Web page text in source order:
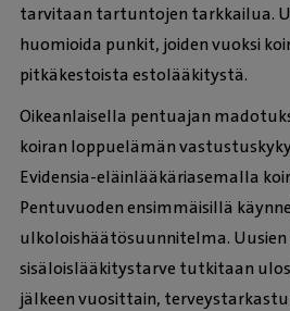
tarvitaan tartuntojen tarkkailua.
huomioida punkit, joiden vuoksi
pitkäkestoista estolääkitystä.
Oikeanlaisella pentuajan
koiran loppuelämän
Evidensia-eläinlääkäriasemalla
Pentuvuoden ensimmäisillä
ulkoloishäätösuunnitelma.
sisäloislääkitystarve tutkitaan
jälkeen vuosittain,